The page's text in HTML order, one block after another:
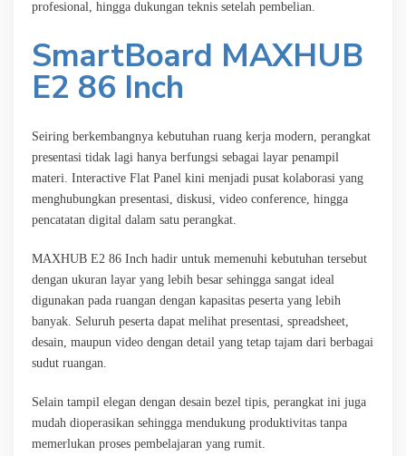
profesional, hingga dukungan teknis setelah pembelian.
SmartBoard MAXHUB
E2 86 Inch
Seiring berkembangnya kebutuhan ruang kerja modern, perangkat
presentasi tidak lagi hanya berfungsi sebagai layar penampil
materi. Interactive Flat Panel kini menjadi pusat kolaborasi yang
menghubungkan presentasi, diskusi, video conference, hingga
pencatatan digital dalam satu perangkat.
MAXHUB E2 86 Inch hadir untuk memenuhi kebutuhan tersebut
dengan ukuran layar yang lebih besar sehingga sangat ideal
digunakan pada ruangan dengan kapasitas peserta yang lebih
banyak. Seluruh peserta dapat melihat presentasi, spreadsheet,
desain, maupun video dengan detail yang tetap tajam dari berbagai
sudut ruangan.
Selain tampil elegan dengan desain bezel tipis, perangkat ini juga
mudah dioperasikan sehingga mendukung produktivitas tanpa
memerlukan proses pembelajaran yang rumit.